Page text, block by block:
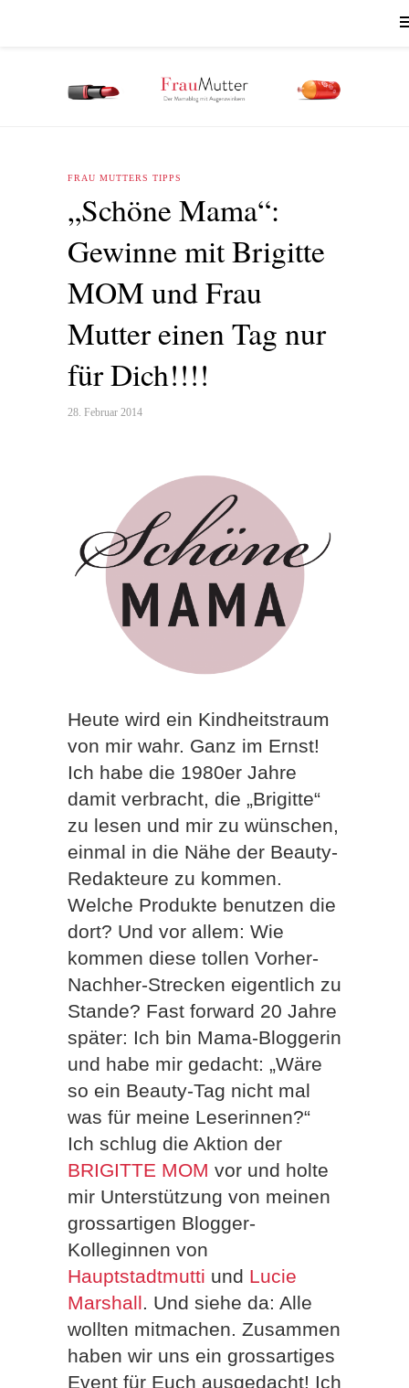
FRAU MUTTERS TIPPS
„Schöne Mama“:
Gewinne mit Brigitte
MOM und Frau
Mutter einen Tag nur
für Dich!!!!
28. Februar 2014
Heute wird ein Kindheitstraum
von mir wahr. Ganz im Ernst!
Ich habe die 1980er Jahre
damit verbracht, die „Brigitte“
zu lesen und mir zu wünschen,
einmal in die Nähe der Beauty-
Redakteure zu kommen.
Welche Produkte benutzen die
dort? Und vor allem: Wie
kommen diese tollen Vorher-
Nachher-Strecken eigentlich zu
Stande? Fast forward 20 Jahre
später: Ich bin Mama-Bloggerin
und habe mir gedacht: „Wäre
so ein Beauty-Tag nicht mal
was für meine Leserinnen?“
Ich schlug die Aktion der
BRIGITTE MOM vor und holte
mir Unterstützung von meinen
grossartigen Blogger-
Kolleginnen von
Hauptstadtmutti und Lucie
Marshall. Und siehe da: Alle
wollten mitmachen. Zusammen
haben wir uns ein grossartiges
Event für Euch ausgedacht! Ich